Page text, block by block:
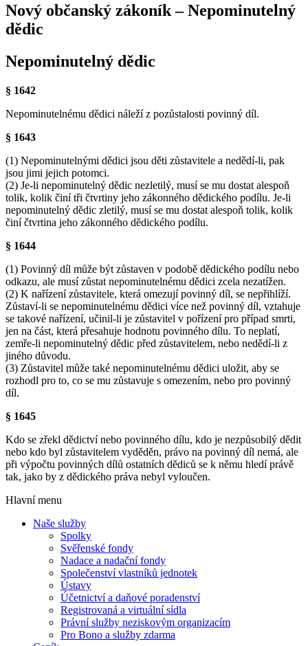
Nový občanský zákoník – Nepominutelný
dědic
Nepominutelný dědic
§ 1642
Nepominutelnému dědici náleží z pozůstalosti povinný díl.
§ 1643
(1) Nepominutelnými dědici jsou děti zůstavitele a nedědí-li, pak
jsou jimi jejich potomci.
(2) Je-li nepominutelný dědic nezletilý, musí se mu dostat alespoň
tolik, kolik činí tři čtvrtiny jeho zákonného dědického podílu. Je-li
nepominutelný dědic zletilý, musí se mu dostat alespoň tolik, kolik
činí čtvrtina jeho zákonného dědického podílu.
§ 1644
(1) Povinný díl může být zůstaven v podobě dědického podílu nebo
odkazu, ale musí zůstat nepominutelnému dědici zcela nezatížen.
(2) K nařízení zůstavitele, která omezují povinný díl, se nepřihlíží.
Zůstaví-li se nepominutelnému dědici více než povinný díl, vztahuje
se takové nařízení, učinil-li je zůstavitel v pořízení pro případ smrti,
jen na část, která přesahuje hodnotu povinného dílu. To neplatí,
zemře-li nepominutelný dědic před zůstavitelem, nebo nedědí-li z
jiného důvodu.
(3) Zůstavitel může také nepominutelnému dědici uložit, aby se
rozhodl pro to, co se mu zůstavuje s omezením, nebo pro povinný
díl.
§ 1645
Kdo se zřekl dědictví nebo povinného dílu, kdo je nezpůsobilý dědit
nebo kdo byl zůstavitelem vyděděn, právo na povinný díl nemá, ale
při výpočtu povinných dílů ostatních dědiců se k němu hledí právě
tak, jako by z dědického práva nebyl vyloučen.
Hlavní menu
Naše služby
Spolky
Svěřenské fondy
Nadace a nadační fondy
Společenství vlastníků jednotek
Ústavy
Účetnictví a daňové poradenství
Registrovaná a virtuální sídla
Právní služby neziskovým organizacím
Pro Bono a služby zdarma